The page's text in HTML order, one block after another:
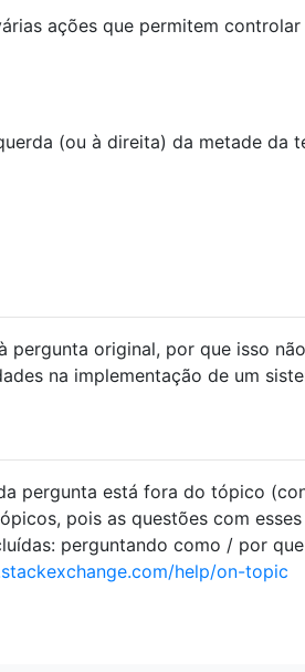
ações que permitem controlar
(ou à direita) da metade da
pergunta original, por que isso
na implementação de um
pergunta está fora do tópico
pois as questões com
perguntando como / por
help/on-topic